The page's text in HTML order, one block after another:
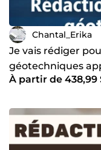
Chantal_Erika
Je vais rédiger
géotechniques
à lexploitation
À partir de 438,99